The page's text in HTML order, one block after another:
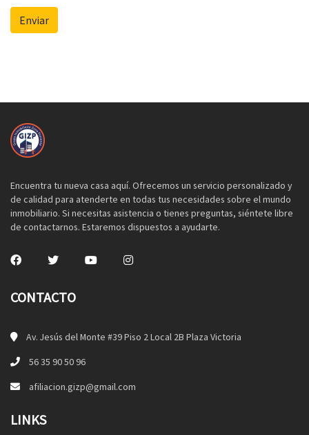
Enviar
Encuentra tu nueva casa aquí. Ofrecemos un servicio personalizado y
de calidad para atenderte en todas tus necesidades sobre el mundo
inmobiliario. Si necesitas asistencia o tienes preguntas, siéntete libre
de contactarnos. Estaremos dispuestos a ayudarte.
CONTACTO
Av. Jesús del Monte #39 Piso 2 Local 2B Plaza Victoria
56 35 90 50 96
afiliacion.gizp@gmail.com
LINKS